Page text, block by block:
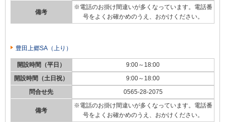
備考
※電話のお掛け間違いが多くなっています。電話番
号をよくお確かめのうえ、おかけください。
豊田上郷SA（上り）
開設時間（平日）
9:00～18:00
開設時間（土日祝）
9:00～18:00
問合せ先
0565-28-2075
備考
※電話のお掛け間違いが多くなっています。電話番
号をよくお確かめのうえ、おかけください。